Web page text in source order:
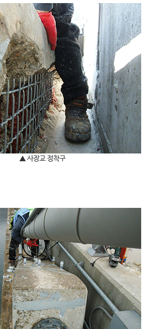
▲ 사장교 정착구